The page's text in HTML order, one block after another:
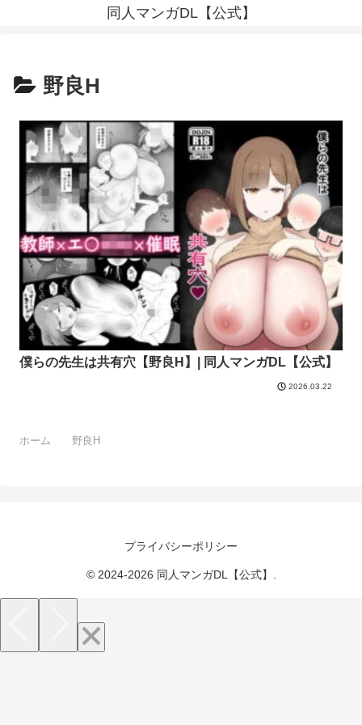
同人マンガDL【公式】
野良H
僕らの先生は共有穴【野良H】| 同人マンガDL【公式】
2026.03.22
ホーム 野良H
プライバシーポリシー
© 2024-2026 同人マンガDL【公式】.